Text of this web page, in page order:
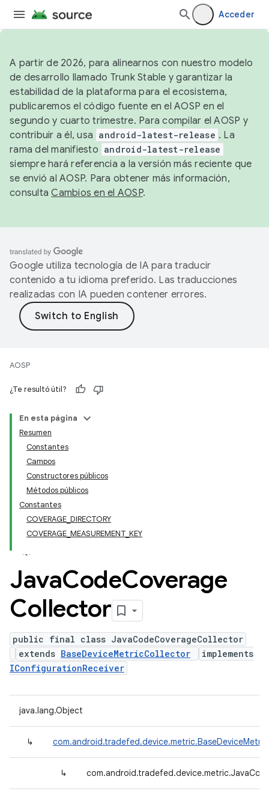
Acceder
A partir de 2026, para alinearnos con nuestro modelo
de desarrollo llamado Trunk Stable y garantizar la
estabilidad de la plataforma para el ecosistema,
publicaremos el código fuente en el AOSP en el
segundo y cuarto trimestre. Para compilar el AOSP y
contribuir a él, usa android-latest-release . La
rama del manifiesto android-latest-release
siempre hará referencia a la versión más reciente que
se envió al AOSP. Para obtener más información,
consultaCambios en el AOSP.
Google utiliza tecnología de IA para traducir
contenido a tu idioma preferido. Las traducciones
realizadas con IA pueden contener errores.
AOSP
¿Te resultó útil?
En esta página
Resumen
Constantes
Campos
Constructores públicos
Métodos públicos
Constantes
COVERAGE_DIRECTORY
COVERAGE_MEASUREMENT_KEY
JavaCodeCoverage
Collector
public final class JavaCodeCoverageCollector
extends BaseDeviceMetricCollector
implements
IConfigurationReceiver
java.lang.Object
↳
↳